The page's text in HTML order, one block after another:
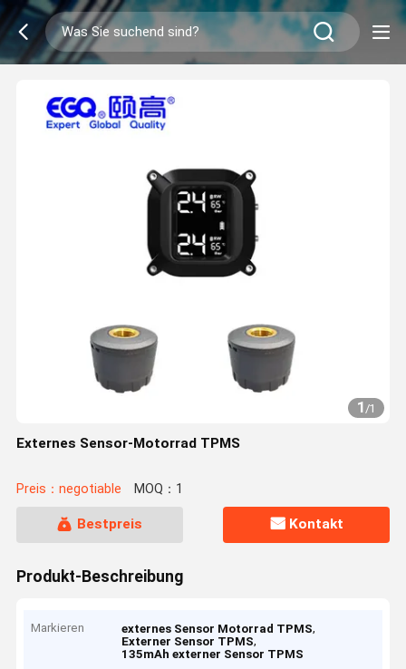
1/1
Externes Sensor-Motorrad TPMS
Preis：negotiable MOQ：1
Bestpreis Kontakt
Produkt-Beschreibung
Markieren externes Sensor Motorrad TPMS,
Externer Sensor TPMS,
135mAh externer Sensor TPMS